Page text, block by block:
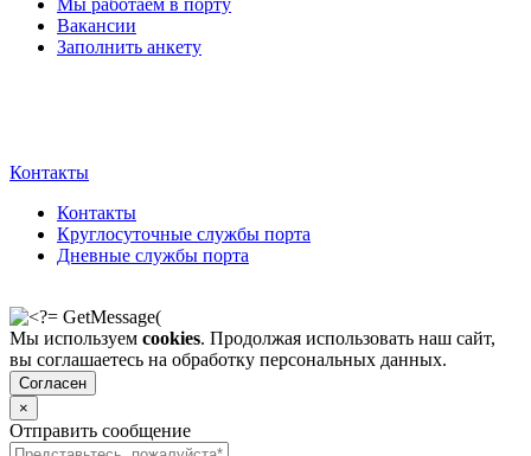
Вакансии
Заполнить анкету
Контакты
Контакты
Круглосуточные службы порта
Дневные службы порта
Мы используем cookies. Продолжая использовать наш сайт,
вы соглашаетесь на обработку персональных данных.
Согласен
×
Отправить сообщение